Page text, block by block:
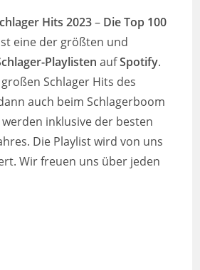
Hits 2023– Die Top 100
eine der größten und
Playlisten aufSpotify.
Schlager Hits des
auch beim Schlagerboom
inklusive der besten
Die Playlist wird von uns
Wir freuen uns über jeden